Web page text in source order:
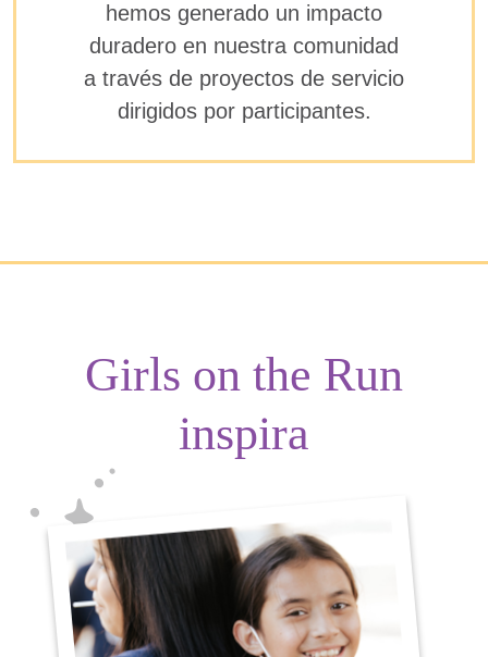
hemos generado un impacto
duradero en nuestra comunidad
a través de proyectos de servicio
dirigidos por participantes.
Girls on the Run
inspira